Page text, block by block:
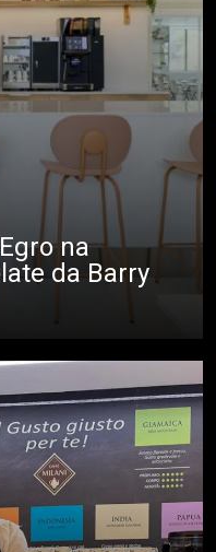
na
da Barry